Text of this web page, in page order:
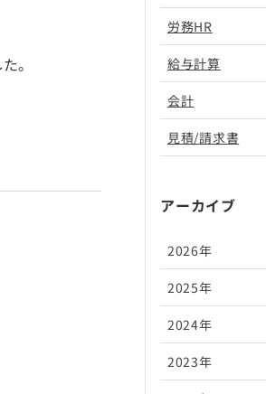
。
労務HR
給与計算
会計
見積/請求書
アーカイブ
2026年
2026年8月
2026年7月
2026年6月
2025年
2025年12月
2025年11月
2024年
2024年12月
2023年